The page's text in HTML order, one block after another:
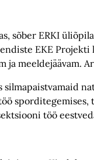
sõber ERKI
EKE
ja meeldejäävam.
silmapaistvamaid
töö